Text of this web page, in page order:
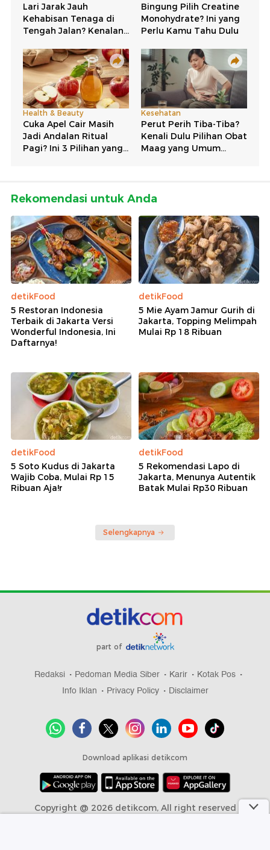
Rekomendasi untuk Anda
detikFood
5 Restoran Indonesia
Terbaik di Jakarta Versi
Wonderful Indonesia, Ini
Daftarnya!
detikFood
5 Mie Ayam Jamur Gurih di
Jakarta, Topping Melimpah
Mulai Rp 18 Ribuan
detikFood
5 Soto Kudus di Jakarta
Wajib Coba, Mulai Rp 15
Ribuan Aja!r
detikFood
5 Rekomendasi Lapo di
Jakarta, Menunya Autentik
Batak Mulai Rp30 Ribuan
Selengkapnya
part of
Redaksi Pedoman Media Siber Karir
Kotak Pos
Info Iklan
Privacy Policy Disclaimer
Download aplikasi detikcom
Copyright @ 2026 detikcom, All right reserved